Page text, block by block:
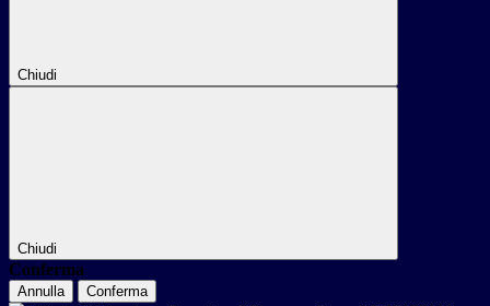
Chiudi
Chiudi
Conferma
Annulla Conferma